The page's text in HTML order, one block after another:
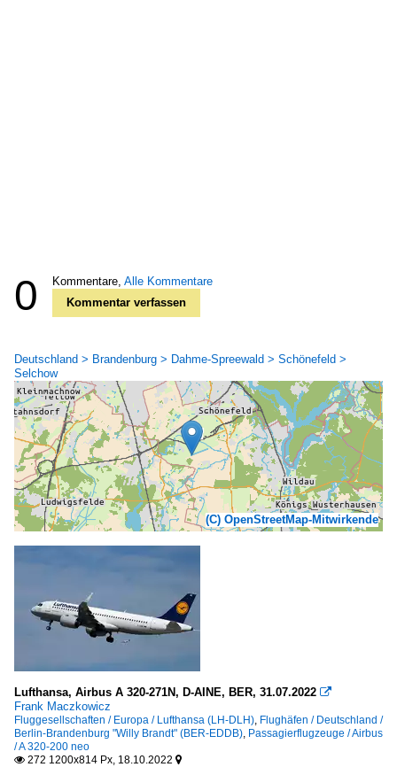
0 Kommentare, Alle Kommentare
Kommentar verfassen
Deutschland > Brandenburg > Dahme-Spreewald > Schönefeld >
Selchow
(C) OpenStreetMap-Mitwirkende
Lufthansa, Airbus A 320-271N, D-AINE, BER, 31.07.2022 
Frank Maczkowicz
Fluggesellschaften / Europa / Lufthansa (LH-DLH), Flughäfen / Deutschland /
Berlin-Brandenburg "Willy Brandt" (BER-EDDB), Passagierflugzeuge / Airbus
/ A 320-200 neo
 272 1200x814 Px, 18.10.2022 